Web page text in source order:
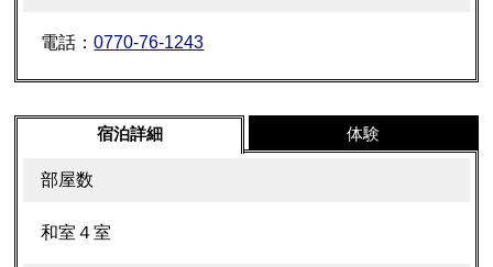
電話：0770-76-1243
宿泊詳細 体験
部屋数
和室４室